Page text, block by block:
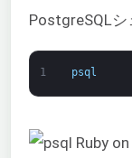
PostgreSQLシ
1 psql